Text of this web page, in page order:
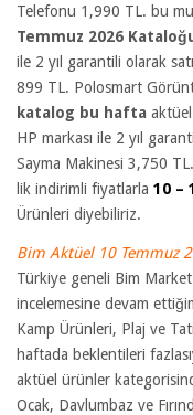
Telefonu 1,990 TL. bu
Temmuz 2026
ile 2 yıl garantili olarak
899 TL. Polosmart
katalog bu hafta
HP markası ile 2 yıl
Sayma Makinesi 3,750
lik indirimli fiyatlarla 10 –
Ürünleri diyebiliriz.
Bim Aktüel 10 Temmuz
Türkiye geneli Bim Market
incelemesine devam
Kamp Ürünleri, Plaj ve
haftada beklentileri
aktüel ürünler
Ocak, Davlumbaz ve